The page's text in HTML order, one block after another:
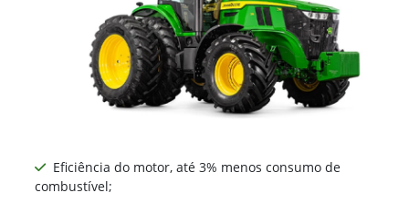
Eficiência do motor, até 3% menos consumo de
combustível;